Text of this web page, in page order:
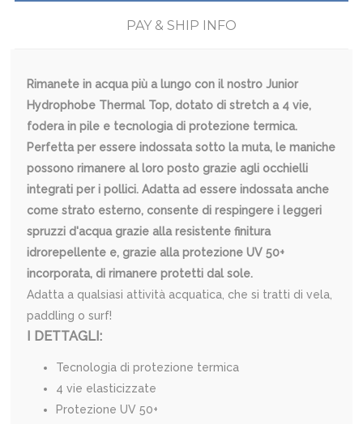
PAY & SHIP INFO
Rimanete in acqua più a lungo con il nostro Junior
Hydrophobe Thermal Top, dotato di stretch a 4 vie,
fodera in pile e tecnologia di protezione termica.
Perfetta per essere indossata sotto la muta, le maniche
possono rimanere al loro posto grazie agli occhielli
integrati per i pollici. Adatta ad essere indossata anche
come strato esterno, consente di respingere i leggeri
spruzzi d'acqua grazie alla resistente finitura
idrorepellente e, grazie alla protezione UV 50+
incorporata, di rimanere protetti dal sole.
Adatta a qualsiasi attività acquatica, che si tratti di vela,
paddling o surf!
I DETTAGLI:
Tecnologia di protezione termica
4 vie elasticizzate
Protezione UV 50+